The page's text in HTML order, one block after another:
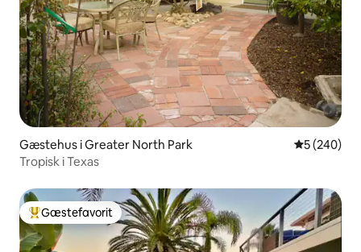
Gæstehus i Greater North Park 5 ud af 5 i
5 (240)
Tropisk i Texas
Bedste gæstefavorit
Gæstefavorit